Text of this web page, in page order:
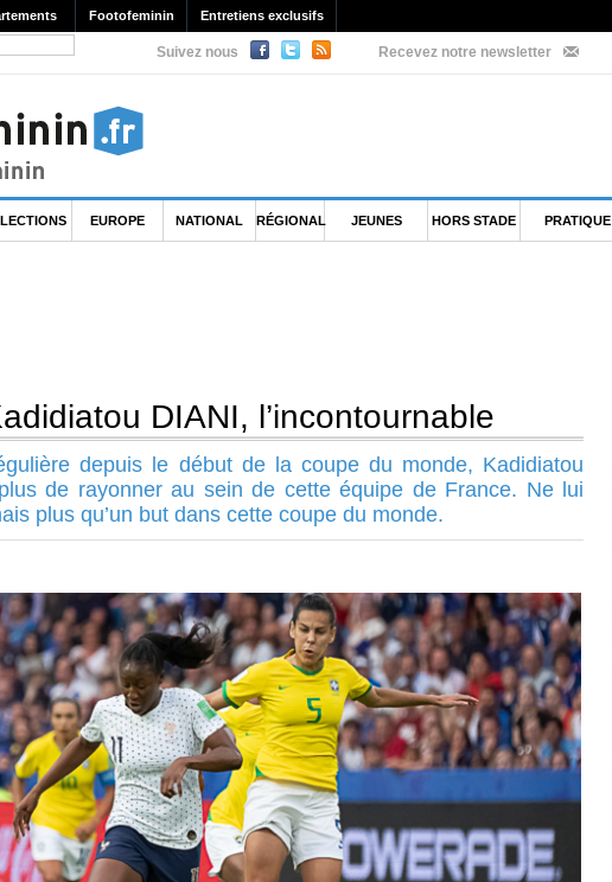
Footofeminin Entretiens exclusifs
Suivez nous Recevez notre newsletter
EUROPE NATIONAL RÉGIONAL JEUNES HORS STADE PRATIQUE
DIANI, l’incontournable
depuis le début de la coupe du monde, Kadidiatou
de rayonner au sein de cette équipe de France. Ne lui
plus qu’un but dans cette coupe du monde.